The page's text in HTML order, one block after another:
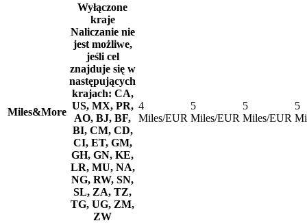
Miles&More
Wyłączone
kraje
Naliczanie nie
jest możliwe,
jeśli cel
znajduje się w
następujących
krajach: CA,
US, MX, PR,
AO, BJ, BF,
BI, CM, CD,
CI, ET, GM,
GH, GN, KE,
LR, MU, NA,
NG, RW, SN,
SL, ZA, TZ,
TG, UG, ZM,
ZW
4
Miles/EUR
5
Miles/EUR
5
Miles/EUR
5